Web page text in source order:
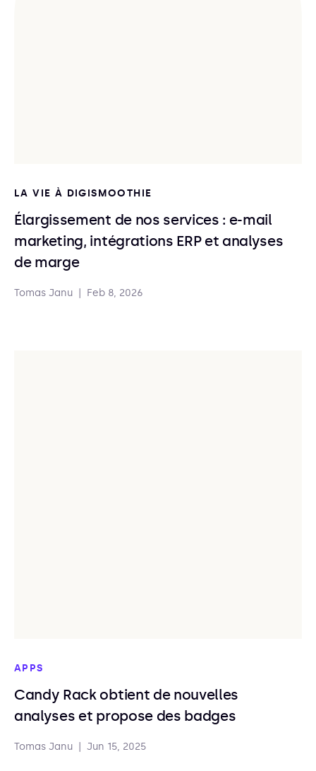
LA VIE À DIGISMOOTHIE
Élargissement de nos services : e-mail
marketing, intégrations ERP et analyses
de marge
Tomas Janu Feb 8, 2026
APPS
Candy Rack obtient de nouvelles
analyses et propose des badges
Tomas Janu Jun 15, 2025